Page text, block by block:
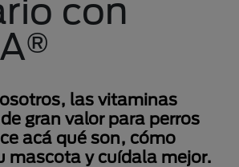
con
las vitaminas
gran valor para perros
acá qué son, cómo
mascota y cuídala mejor.